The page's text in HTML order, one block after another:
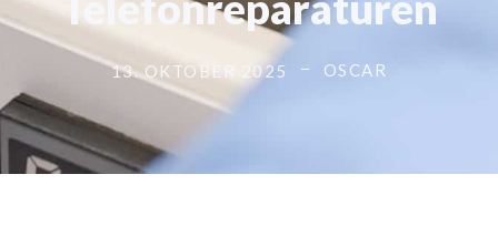
13. OKTOBER 2025 OSCAR